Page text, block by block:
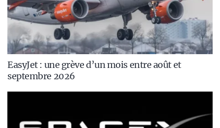
EasyJet : une grève d’un mois entre août et
septembre 2026